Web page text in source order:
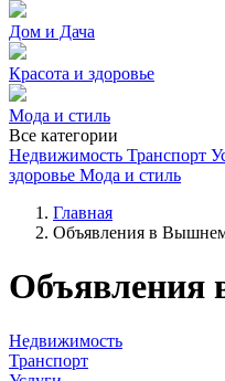
Дом и Дача
Красота и здоровье
Мода и стиль
Все категории
Недвижимость Транспорт
здоровье Мода и стиль
Главная
Объявления в
Объявления
Недвижимость
Транспорт